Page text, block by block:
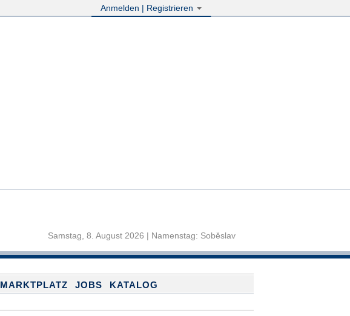
Anmelden | Registrieren
Samstag, 8. August 2026 | Namenstag: Soběslav
MARKTPLATZ JOBS
KATALOG